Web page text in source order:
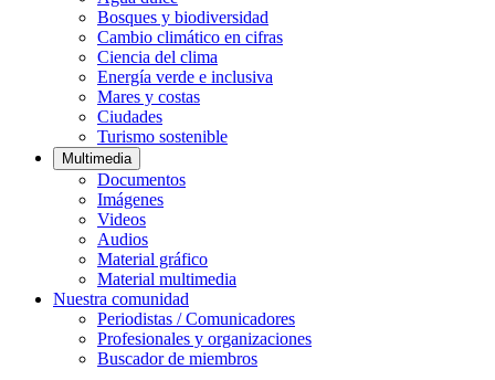
Bosques y biodiversidad
Cambio climático en cifras
Ciencia del clima
Energía verde e inclusiva
Mares y costas
Ciudades
Turismo sostenible
Multimedia
Documentos
Imágenes
Videos
Audios
Material gráfico
Material multimedia
Nuestra comunidad
Periodistas / Comunicadores
Profesionales y organizaciones
Buscador de miembros